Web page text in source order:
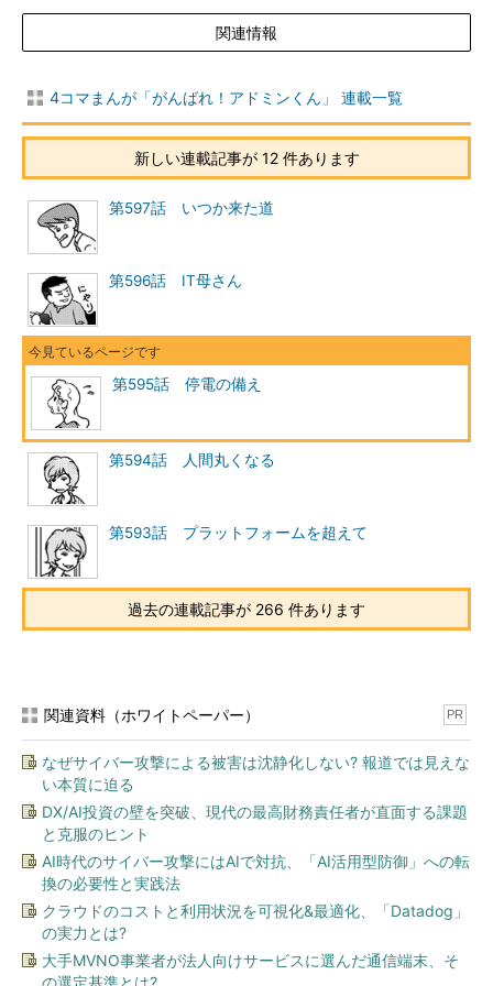
関連情報
4コマまんが「がんばれ！アドミンくん」 連載一覧
新しい連載記事が 12 件あります
第597話 いつか来た道
第596話 IT母さん
第595話 停電の備え
第594話 人間丸くなる
第593話 プラットフォームを超えて
過去の連載記事が 266 件あります
関連資料（ホワイトペーパー） PR
なぜサイバー攻撃による被害は沈静化しない? 報道では見えな
い本質に迫る
DX/AI投資の壁を突破、現代の最高財務責任者が直面する課題
と克服のヒント
AI時代のサイバー攻撃にはAIで対抗、「AI活用型防御」への転
換の必要性と実践法
クラウドのコストと利用状況を可視化&最適化、「Datadog」
の実力とは?
大手MVNO事業者が法人向けサービスに選んだ通信端末、そ
の選定基準とは?